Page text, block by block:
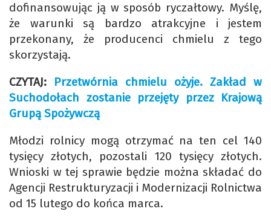
dofinansowując ją w sposób ryczałtowy. Myślę,
że warunki są bardzo atrakcyjne i jestem
przekonany, że producenci chmielu z tego
skorzystają.
CZYTAJ: Przetwórnia chmielu ożyje. Zakład w
Suchodołach zostanie przejęty przez Krajową
Grupą Spożywczą
Młodzi rolnicy mogą otrzymać na ten cel 140
tysięcy złotych, pozostali 120 tysięcy złotych.
Wnioski w tej sprawie będzie można składać do
Agencji Restrukturyzacji i Modernizacji Rolnictwa
od 15 lutego do końca marca.